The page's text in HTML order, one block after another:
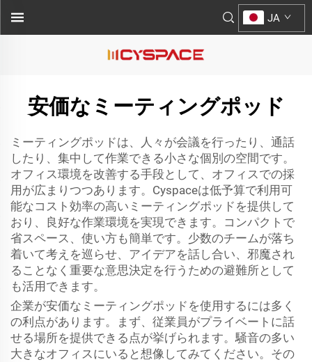
JA
安価なミーティングポッド
ミーティングポッドは、人々が会議を行ったり、通話
したり、集中して作業できる小さな個別の空間です。
オフィス環境を改善する手段として、オフィスでの採
用が広まりつつあります。Cyspaceは低予算で利用可
能なコスト効率の高いミーティングポッドを提供して
おり、良好な作業環境を実現できます。コンパクトで
省スペース、使い方も簡単です。少数のチームが落ち
着いて考えを巡らせ、アイデアを話し合い、邪魔され
ることなく重要な意思決定を行うための避難所として
も活用できます。
企業が安価なミーティングポッドを使用するには多く
の利点があります。まず、従業員がプライベートに話
せる場所を提供できる点が挙げられます。騒音の多い
大きなオフィスにいると想像してみてください。その